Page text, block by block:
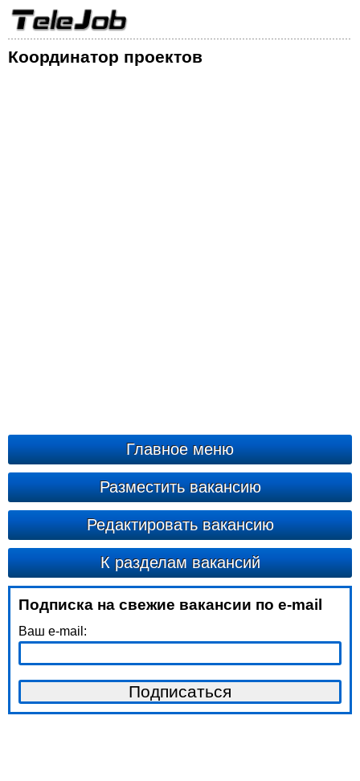
Координатор проектов
Главное меню
Разместить вакансию
Редактировать вакансию
К разделам вакансий
Подписка на свежие вакансии по e-mail
Ваш e-mail: